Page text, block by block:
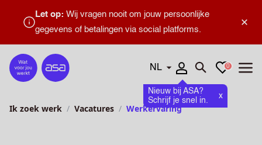
×
Let op: Wij vragen nooit om jouw persoonlijke
gegevens of betalingen via social platforms.
Home
Talen
Nieuw bij ASA?
Schrijf je snel in.
x
Zoeken openen
Favorieten
0
Ik zoek werk Vacatures Werkervaring